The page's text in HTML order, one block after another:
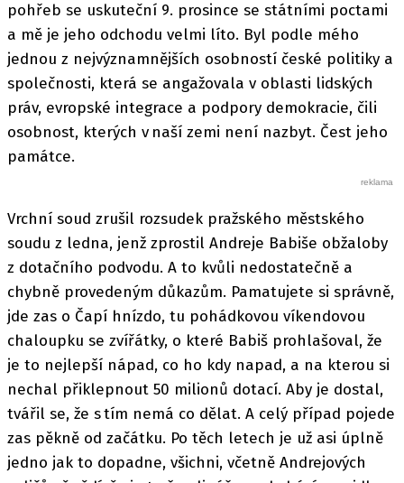
pohřeb se uskuteční 9. prosince se státními poctami
a mě je jeho odchodu velmi líto. Byl podle mého
jednou z nejvýznamnějších osobností české politiky a
společnosti, která se angažovala v oblasti lidských
práv, evropské integrace a podpory demokracie, čili
osobnost, kterých v naší zemi není nazbyt. Čest jeho
památce.
Vrchní soud zrušil rozsudek pražského městského
soudu z ledna, jenž zprostil Andreje Babiše obžaloby
z dotačního podvodu. A to kvůli nedostatečně a
chybně provedeným důkazům. Pamatujete si správně,
jde zas o Čapí hnízdo, tu pohádkovou víkendovou
chaloupku se zvířátky, o které Babiš prohlašoval, že
je to nejlepší nápad, co ho kdy napad, a na kterou si
nechal přiklepnout 50 milionů dotací. Aby je dostal,
tvářil se, že s tím nemá co dělat. A celý případ pojede
zas pěkně od začátku. Po těch letech je už asi úplně
jedno jak to dopadne, všichni, včetně Andrejových